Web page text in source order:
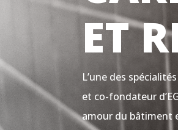
ET
L’une des
et co-fondateur
amour du bâtiment